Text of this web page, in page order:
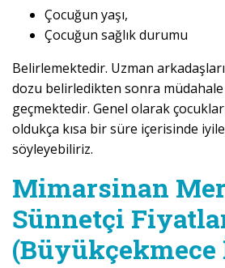
Çocuğun yaşı,
Çocuğun sağlık durumu
Belirlemektedir. Uzman
dozu belirledikten sonra müdahale
geçmektedir. Genel olarak
oldukça kısa bir süre içerisinde
söyleyebiliriz.
Mimarsinan
Sünnetçi
(Büyükçekmece